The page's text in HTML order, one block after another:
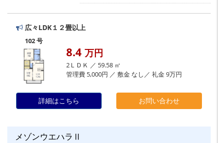
広々LDK１２畳以上
102 号
8.4 万円
2ＬＤＫ ／ 59.58 ㎡
管理費 5,000円 ／ 敷金 なし／ 礼金 9万円
詳細はこちら お問い合わせ
メゾンウエハラⅡ